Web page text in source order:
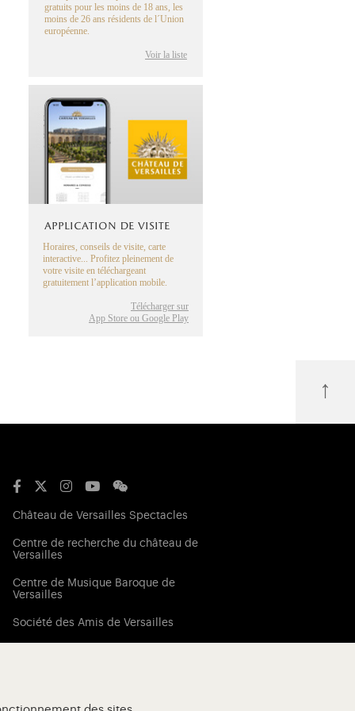
gratuits pour les moins de 18 ans, les
moins de 26 ans résidents de l´Union
européenne.
Voir la liste
APPLICATION DE VISITE
Horaires, conseils de visite, carte
interactive... Profitez pleinement de
votre visite en téléchargeant
gratuitement l’application mobile.
Télécharger sur
App Store ou Google Play
↑
Château de Versailles Spectacles
Centre de recherche du château de
Versailles
Centre de Musique Baroque de
Versailles
Société des Amis de Versailles